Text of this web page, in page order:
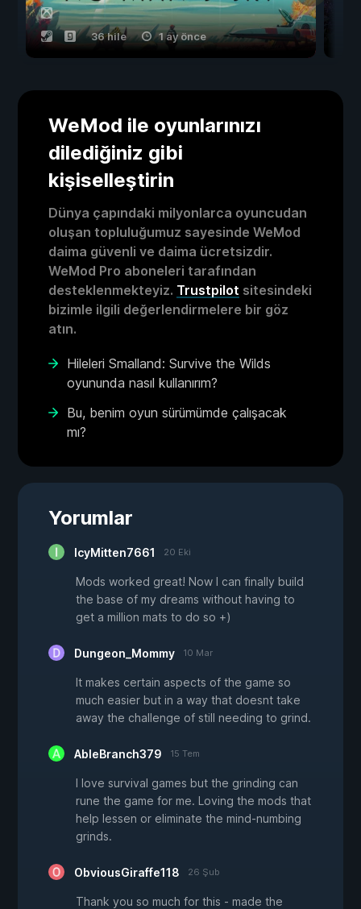
36 hile 1 ay önce
WeMod ile oyunlarınızı
dilediğiniz gibi
kişiselleştirin
Dünya çapındaki milyonlarca oyuncudan
oluşan topluluğumuz sayesinde WeMod
daima güvenli ve daima ücretsizdir.
WeMod Pro aboneleri tarafından
desteklenmekteyiz. Trustpilot sitesindeki
bizimle ilgili değerlendirmelere bir göz
atın.
Hileleri Smalland: Survive the Wilds
oyununda nasıl kullanırım?
Bu, benim oyun sürümümde çalışacak
mı?
Yorumlar
IcyMitten7661 20 Eki
Mods worked great! Now I can finally build
the base of my dreams without having to
get a million mats to do so +)
Dungeon_Mommy 10 Mar
It makes certain aspects of the game so
much easier but in a way that doesnt take
away the challenge of still needing to grind.
AbleBranch379 15 Tem
I love survival games but the grinding can
rune the game for me. Loving the mods that
help lessen or eliminate the mind-numbing
grinds.
ObviousGiraffe118 26 Şub
Thank you so much for this - made the